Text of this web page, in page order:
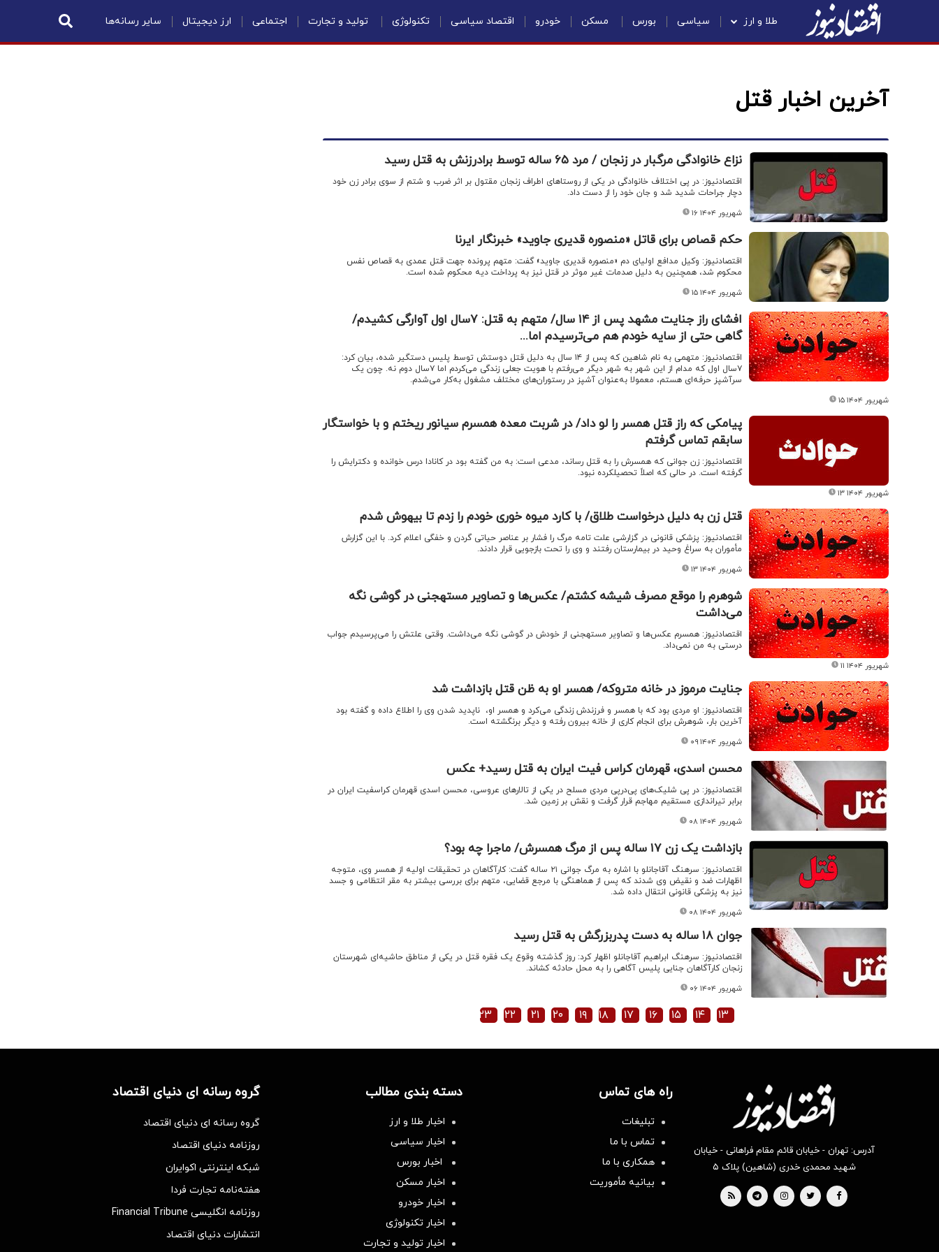
طلا و ارز سیاسی بورس مسکن خودرو اقتصاد سیاسی تکنولوژی تولید و تجارت اجتماعی ارز دیجیتال سایر رسانه‌ها
آخرین اخبار قتل
نزاع خانوادگی مرگبار در زنجان / مرد ۶۵ ساله توسط برادرزنش به قتل رسید
اقتصادنیوز: در پی اختلاف خانوادگی در یکی از روستاهای اطراف زنجان مقتول بر اثر ضرب و شتم از سوی برادر زن خود
دچار جراحات شدید شد و جان خود را از دست داد.
۱۶ شهریور ۱۴۰۴
حکم قصاص برای قاتل «منصوره قدیری جاوید» خبرنگار ایرنا
اقتصادنیوز: وکیل مدافع اولیای دم «منصوره قدیری جاوید» گفت: متهم پرونده جهت قتل عمدی به قصاص نفس
محکوم شد، همچنین به دلیل صدمات غیر موثر در قتل نیز به پرداخت دیه محکوم شده است.
۱۵ شهریور ۱۴۰۴
افشای راز جنایت مشهد پس از ۱۴ سال/ متهم به قتل: ۷سال اول آوارگی کشیدم/
گاهی حتی از سایه خودم هم می‌ترسیدم اما...
اقتصادنیوز: متهمی به نام شاهین که پس از ۱۴ سال به دلیل قتل دوستش توسط پلیس دستگیر شده، بیان کرد:
۷سال اول که مدام از این شهر به شهر دیگر می‌رفتم با هویت جعلی زندگی می‌کردم اما ۷سال دوم نه. چون یک
سرآشپز حرفه‌ای هستم، معمولا به‌عنوان آشپز در رستوران‌های مختلف مشغول به‌کار می‌شدم.
۱۵ شهریور ۱۴۰۴
پیامکی که راز قتل همسر را لو داد/ در شربت معده همسرم سیانور ریختم و با خواستگار
سابقم تماس گرفتم
اقتصادنیوز: زن جوانی که همسرش را به قتل رساند، مدعی است: به من گفته بود در کانادا درس خوانده و دکترایش را
گرفته است. در حالی که اصلاً تحصیلکرده نبود.
۱۳ شهریور ۱۴۰۴
قتل زن به دلیل درخواست طلاق/ با کارد میوه خوری خودم را زدم تا بیهوش شدم
اقتصادنیوز: پزشکی قانونی در گزارشی علت تامه مرگ را فشار بر عناصر حیاتی گردن و خفگی اعلام کرد. با این گزارش
مأموران به سراغ وحید در بیمارستان رفتند و وی را تحت بازجویی قرار دادند.
۱۳ شهریور ۱۴۰۴
شوهرم را موقع مصرف شیشه کشتم/ عکس‌ها و تصاویر مستهجنی در گوشی نگه
می‌داشت
اقتصادنیوز: همسرم عکس‌ها و تصاویر مستهجنی از خودش در گوشی نگه می‌داشت. وقتی علتش را می‌پرسیدم جواب
درستی به من نمی‌داد.
۱۱ شهریور ۱۴۰۴
جنایت مرموز در خانه متروکه/ همسر او به ظن قتل بازداشت شد
اقتصادنیوز: او مردی بود که با همسر و فرزندش زندگی می‌کرد و همسر او، ‌ ناپدید شدن وی را اطلاع داده و گفته بود
آخرین بار، شوهرش برای انجام کاری از خانه بیرون رفته و دیگر برنگشته است.
۰۹ شهریور ۱۴۰۴
محسن اسدی، قهرمان کراس فیت ایران به قتل رسید+ عکس
اقتصادنیوز: در پی شلیک‌های پی‌درپی مردی مسلح در یکی از تالارهای عروسی، محسن اسدی قهرمان کراسفیت ایران در
برابر تیراندازی مستقیم مهاجم قرار گرفت و نقش بر زمین شد.
۰۸ شهریور ۱۴۰۴
بازداشت یک زن ۱۷ ساله پس از مرگ همسرش/ ماجرا چه بود؟
اقتصادنیوز: سرهنگ آقاجانلو با اشاره به مرگ جوانی ۲۱ ساله گفت: کارآگاهان در تحقیقات اولیه از همسر وی، متوجه
اظهارات ضد و نقیض وی شدند که پس از هماهنگی با مرجع قضایی، متهم برای بررسی بیشتر به مقر انتظامی و جسد
نیز به پزشکی قانونی انتقال داده شد.
۰۸ شهریور ۱۴۰۴
جوان ۱۸ ساله به دست پدربزرگش به قتل رسید
اقتصادنیوز: سرهنگ ابراهیم آقاجانلو اظهار کرد: روز گذشته وقوع یک فقره قتل در یکی از مناطق حاشیه‌ای شهرستان
زنجان کارآگاهان جنایی پلیس آگاهی را به محل حادثه کشاند.
۰۶ شهریور ۱۴۰۴
۱۳ ۱۴ ۱۵ ۱۶ ۱۷ ۱۸ ۱۹ ۲۰ ۲۱ ۲۲ ۲۳
آدرس: تهران - خیابان قائم مقام فراهانی - خیابان
شهید محمدی خدری (شاهین) پلاک ۵
راه های تماس
تبلیغات
تماس با ما
همکاری با ما
بیانیه مأموریت
دسته بندی مطالب
اخبار طلا و ارز
اخبار سیاسی
اخبار بورس
اخبار مسکن
اخبار خودرو
اخبار تکنولوژی
اخبار تولید و تجارت
گروه رسانه ای دنیای اقتصاد
گروه رسانه ای دنیای اقتصاد
روزنامه دنیای اقتصاد
شبکه اینترنتی اکوایران
هفته‌نامه تجارت فردا
روزنامه انگلیسی Financial Tribune
انتشارات دنیای اقتصاد